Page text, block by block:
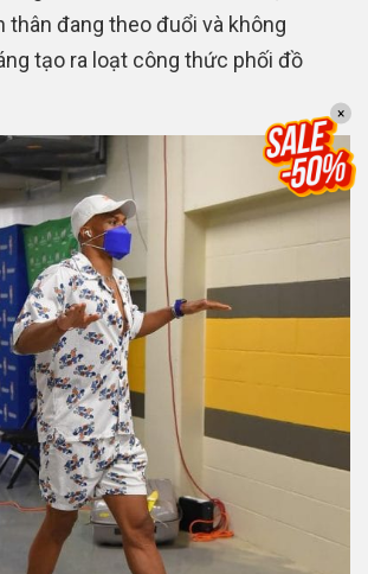
thân đang theo đuổi và không
tạo ra loạt công thức phối đồ
×